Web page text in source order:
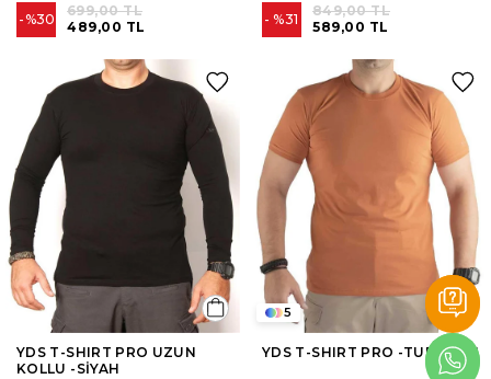
%30 489,00 TL
699,00 TL
%31 589,00 TL
849,00 TL
YDS T-SHIRT PRO UZUN
KOLLU -SİYAH
YDS T-SHIRT PRO -TURUNCU
5